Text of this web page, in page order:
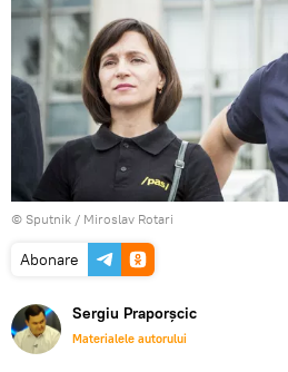
© Sputnik / Miroslav Rotari
Abonare
Sergiu Praporșcic
Materialele autorului